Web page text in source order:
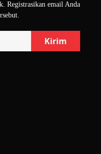
Registrasikan email Anda